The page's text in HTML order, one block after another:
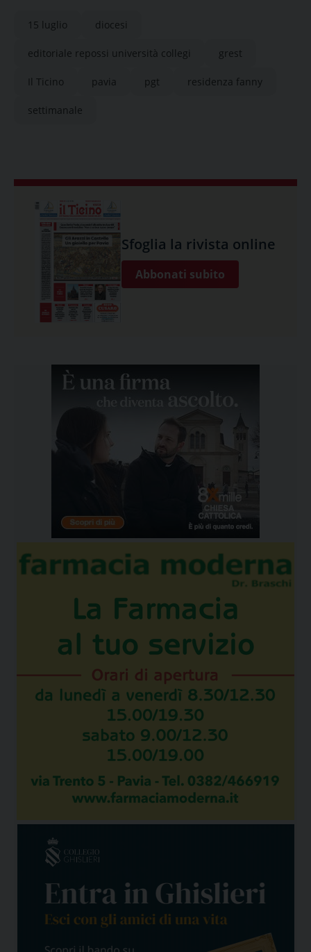
15 luglio diocesi
editoriale repossi università collegi grest
Il Ticino pavia pgt residenza fanny
settimanale
Sfoglia la rivista online
Abbonati subito